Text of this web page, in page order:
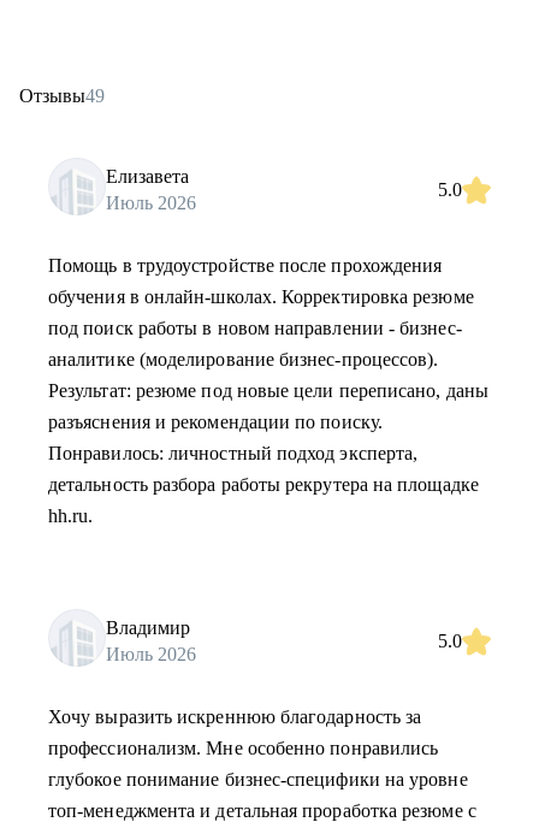
Отзывы49
Елизавета
Июль 2026
5.0
Помощь в трудоустройстве после прохождения
обучения в онлайн-школах. Корректировка резюме
под поиск работы в новом направлении - бизнес-
аналитике (моделирование бизнес-процессов).
Результат: резюме под новые цели переписано, даны
разъяснения и рекомендации по поиску.
Понравилось: личностный подход эксперта,
детальность разбора работы рекрутера на площадке
hh.ru.
Владимир
Июль 2026
5.0
Хочу выразить искреннюю благодарность за
профессионализм. Мне особенно понравились
глубокое понимание бизнес-специфики на уровне
топ-менеджмента и детальная проработка резюме с